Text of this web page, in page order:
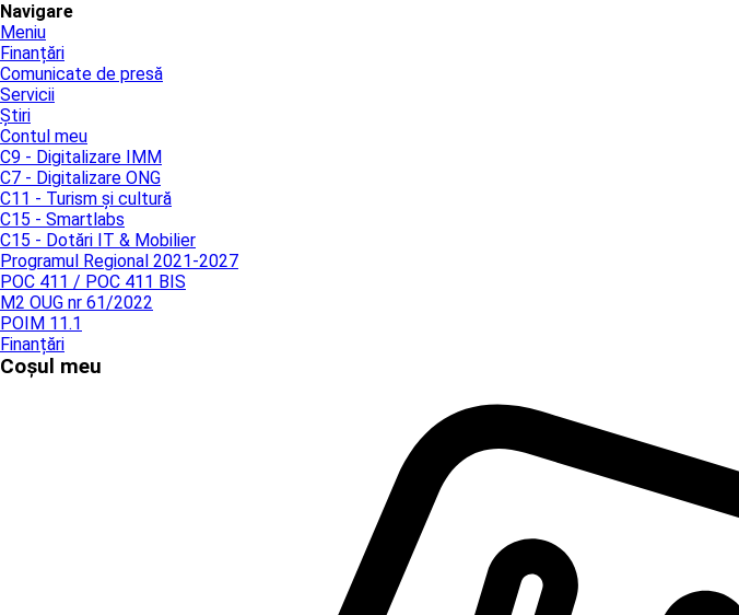
Navigare
Meniu
Finanțări
Comunicate de presă
Servicii
Știri
Contul meu
C9 - Digitalizare IMM
C7 - Digitalizare ONG
C11 - Turism și cultură
C15 - Smartlabs
C15 - Dotări IT & Mobilier
Programul Regional 2021-2027
POC 411 / POC 411 BIS
M2 OUG nr 61/2022
POIM 11.1
Finanțări
Coșul meu